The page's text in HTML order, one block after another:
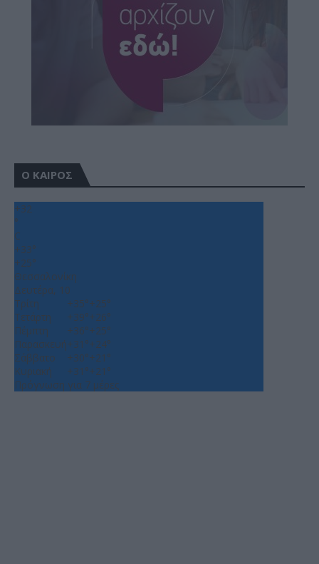
Ο ΚΑΙΡΟΣ
+32
°
C
+33°
+25°
Θεσσαλονίκη
Δευτέρα, 10
Τρίτη
+35°+25°
Τετάρτη
+39°+26°
Πέμπτη
+36°+25°
Παρασκευή+31°+24°
Σάββατο
+30°+21°
Κυριακή
+31°+21°
Πρόγνωση για 7 μέρες